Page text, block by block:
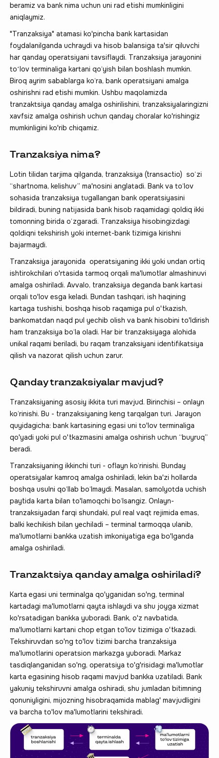
beramiz va bank nima uchun uni rad etishi mumkinligini
aniqlaymiz.
"Tranzaksiya" atamasi ko'pincha bank kartasidan
foydalanilganda uchraydi va hisob balansiga ta'sir qiluvchi
har qanday operatsiyani tavsiflaydi. Tranzaksiya jarayonini
toʻlov terminaliga kartani qo‘yish bilan boshlash mumkin.
Biroq ayrim sabablarga ko‘ra, bank operatsiyani amalga
oshirishni rad etishi mumkin. Ushbu maqolamizda
tranzaktsiya qanday amalga oshirilishini, tranzaksiyalaringizni
xavfsiz amalga oshirish uchun qanday choralar ko'rishingiz
mumkinligini ko'rib chiqamiz.
Tranzaksiya nima?
Lotin tilidan tarjima qilganda, tranzaksiya (transactio) so‘zi
“shartnoma, kelishuv” ma'nosini anglatadi. Bank va to‘lov
sohasida tranzaksiya tugallangan bank operatsiyasini
bildiradi, buning natijasida bank hisob raqamidagi qoldiq ikki
tomonning birida o‘zgaradi. Tranzaksiya hisobingizdagi
qoldiqni tekshirish yoki internet-bank tizimiga kirishni
bajarmaydi.
Tranzaksiya jarayonida operatsiyaning ikki yoki undan ortiq
ishtirokchilari o'rtasida tarmoq orqali ma'lumotlar almashinuvi
amalga oshiriladi. Avvalo, tranzaksiya deganda bank kartasi
orqali to'lov esga keladi. Bundan tashqari, ish haqining
kartaga tushishi, boshqa hisob raqamiga pul o'tkazish,
bankomatdan naqd pul yechib olish va bank hisobini to'ldirish
ham tranzaksiya bo‘la oladi. Har bir tranzaksiyaga alohida
unikal raqami beriladi, bu raqam tranzaksiyani identifikatsiya
qilish va nazorat qilish uchun zarur.
Qanday tranzaksiyalar mavjud?
Tranzaksiyaning asosiy ikkita turi mavjud. Birinchisi – onlayn
ko‘rinishi. Bu - tranzaksiyaning keng tarqalgan turi. Jarayon
quyidagicha: bank kartasining egasi uni to'lov terminaliga
qo'yadi yoki pul o'tkazmasini amalga oshirish uchun “buyruq”
beradi.
Tranzaksiyaning ikkinchi turi - oflayn ko‘rinishi. Bunday
operatsiyalar kamroq amalga oshiriladi, lekin ba'zi hollarda
boshqa usulni qo‘llab bo‘lmaydi. Masalan, samolyotda uchish
paytida karta bilan to'lamoqchi bo‘lsangiz. Onlayn-
tranzaksiyadan farqi shundaki, pul real vaqt rejimida emas,
balki kechikish bilan yechiladi – terminal tarmoqqa ulanib,
ma'lumotlarni bankka uzatish imkoniyatiga ega bo'lganda
amalga oshiriladi.
Tranzaktsiya qanday amalga oshiriladi?
Karta egasi uni terminalga qo'yganidan so'ng, terminal
kartadagi ma'lumotlarni qayta ishlaydi va shu joyga xizmat
ko'rsatadigan bankka yuboradi. Bank, o'z navbatida,
ma'lumotlarni kartani chop etgan to'lov tizimiga o'tkazadi.
Tekshiruvdan so'ng to'lov tizimi barcha tranzaksiya
ma'lumotlarini operatsion markazga yuboradi. Markaz
tasdiqlanganidan so'ng, operatsiya to'g'risidagi ma'lumotlar
karta egasining hisob raqami mavjud bankka uzatiladi. Bank
yakuniy tekshiruvni amalga oshiradi, shu jumladan bitimning
qonuniyligini, mijozning hisobraqamida mablag' mavjudligini
va barcha to'lov ma'lumotlarini tekshiradi.